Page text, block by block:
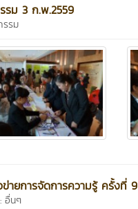
รม 3 ก.พ.2559
รม
ายการจัดการความรู้ ครั้งที่ 9
อื่นๆ